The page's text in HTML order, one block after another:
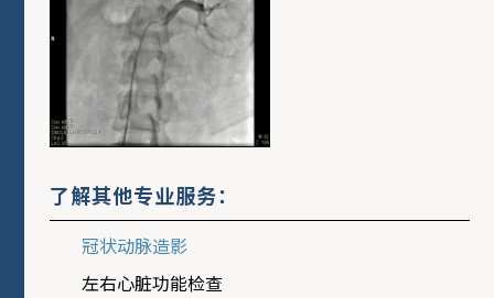
了解其他专业服务：
冠状动脉造影
左右心脏功能检查